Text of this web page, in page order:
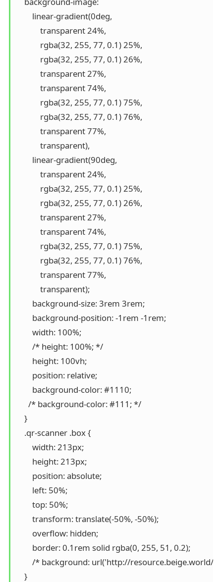
        linear-gradient(0deg,
            transparent 24%,
            rgba(32, 255, 77, 0.1) 25%,
            rgba(32, 255, 77, 0.1) 26%,
            transparent 27%,
            transparent 74%,
            rgba(32, 255, 77, 0.1) 75%,
            rgba(32, 255, 77, 0.1) 76%,
            transparent 77%,
            transparent),
        linear-gradient(90deg,
            transparent 24%,
            rgba(32, 255, 77, 0.1) 25%,
            rgba(32, 255, 77, 0.1) 26%,
            transparent 27%,
            transparent 74%,
            rgba(32, 255, 77, 0.1) 75%,
            rgba(32, 255, 77, 0.1) 76%,
            transparent 77%,
            transparent);
        background-size: 3rem 3rem;
        background-position: -1rem -1rem;
        width: 100%;
        /* height: 100%; */
        height: 100vh;
        position: relative;
        background-color: #1110;
      /* background-color: #111; */
    }
    .qr-scanner .box {
        width: 213px;
        height: 213px;
        position: absolute;
        left: 50%;
        top: 50%;
        transform: translate(-50%, -50%);
        overflow: hidden;
        border: 0.1rem solid rgba(0, 255, 51, 0.2);
/* background: url('http://
    }